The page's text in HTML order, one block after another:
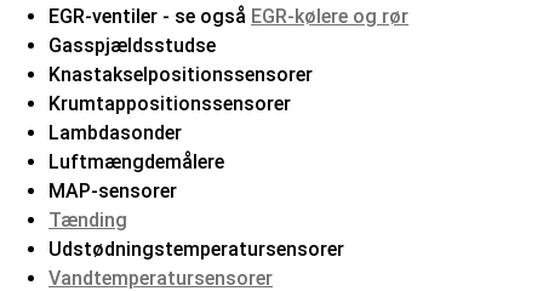
EGR-ventiler - se også EGR-kølere og rør
Gasspjældsstudse
Knastakselpositionssensorer
Krumtappositionssensorer
Lambdasonder
Luftmængdemålere
MAP-sensorer
Tænding
Udstødningstemperatursensorer
Vandtemperatursensorer